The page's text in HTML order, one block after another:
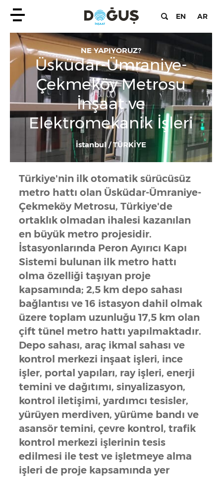
EN AR
NE YAPIYORUZ?
Üsküdar-Ümraniye-
Çekmeköy Metrosu
İnşaat ve
Elektromekanik İşleri
İstanbul / TÜRKİYE
Türkiye'nin ilk otomatik sürücüsüz
metro hattı olan Üsküdar-Ümraniye-
Çekmeköy Metrosu, Türkiye'de
ortaklık olmadan ihalesi kazanılan
en büyük metro projesidir.
İstasyonlarında Peron Ayırıcı Kapı
Sistemi bulunan ilk metro hattı
olma özelliği taşıyan proje
kapsamında; 2,5 km depo sahası
bağlantısı ve 16 istasyon dahil olmak
üzere toplam uzunluğu 17,5 km olan
çift tünel metro hattı yapılmaktadır.
Depo sahası, araç ikmal sahası ve
kontrol merkezi inşaat işleri, ince
işler, portal yapıları, ray işleri, enerji
temini ve dağıtımı, sinyalizasyon,
kontrol iletişimi, yardımcı tesisler,
yürüyen merdiven, yürüme bandı ve
asansör temini, çevre kontrol, trafik
kontrol merkezi işlerinin tesis
edilmesi ile test ve işletmeye alma
işleri de proje kapsamında yer